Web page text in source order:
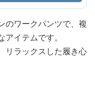
のワークパンツで、複
イテムです。
リラックスした履き心